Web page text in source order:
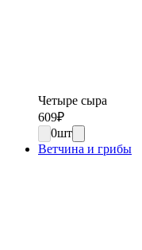
Четыре сыра
609₽
0шт
Ветчина и грибы